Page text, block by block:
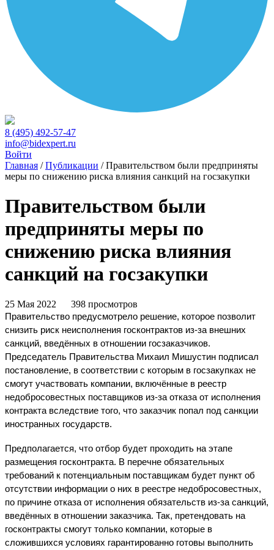
8 (495) 492-57-47
info@bidexpert.ru
Войти
Главная /Публикации /Правительством были предприняты
меры по снижению риска влияния санкций на госзакупки
Правительством были
предприняты меры по
снижению риска влияния
санкций на госзакупки
25 Мая 2022 398 просмотров
Правительство предусмотрело решение, которое позволит
снизить риск неисполнения госконтрактов из-за внешних
санкций, введённых в отношении госзаказчиков.
Председатель Правительства Михаил Мишустин подписал
постановление, в соответствии с которым в госзакупках не
смогут участвовать компании, включённые в реестр
недобросовестных поставщиков из-за отказа от исполнения
контракта вследствие того, что заказчик попал под санкции
иностранных государств.
Предполагается, что отбор будет проходить на этапе
размещения госконтракта. В перечне обязательных
требований к потенциальным поставщикам будет пункт об
отсутствии информации о них в реестре недобросовестных,
по причине отказа от исполнения обязательств из-за санкций,
введённых в отношении заказчика. Так, претендовать на
госконтракты смогут только компании, которые в
сложившихся условиях гарантированно готовы выполнить